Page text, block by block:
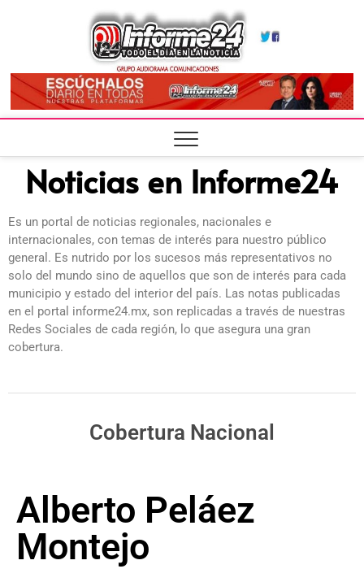
Noticias en Informe24
Es un portal de noticias regionales, nacionales e
internacionales, con temas de interés para nuestro público
general. Es nutrido por los sucesos más representativos no
solo del mundo sino de aquellos que son de interés para cada
municipio y estado del interior del país. Las notas publicadas
en el portal informe24.mx, son replicadas a través de nuestras
Redes Sociales de cada región, lo que asegura una gran
cobertura.
Cobertura Nacional
Alberto Peláez
Montejo